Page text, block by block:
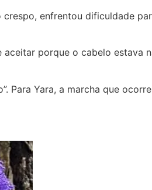
enfrentou dificuldade
porque o cabelo estava
Para Yara, a marcha que